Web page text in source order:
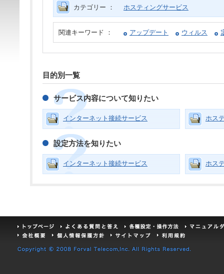
カテゴリー ： ホスティングサービス
関連キーワード ： アップデート ウィルス
目的別一覧
サービス内容について知りたい
インターネット接続サービス ホス
設定方法を知りたい
インターネット接続サービス ホス